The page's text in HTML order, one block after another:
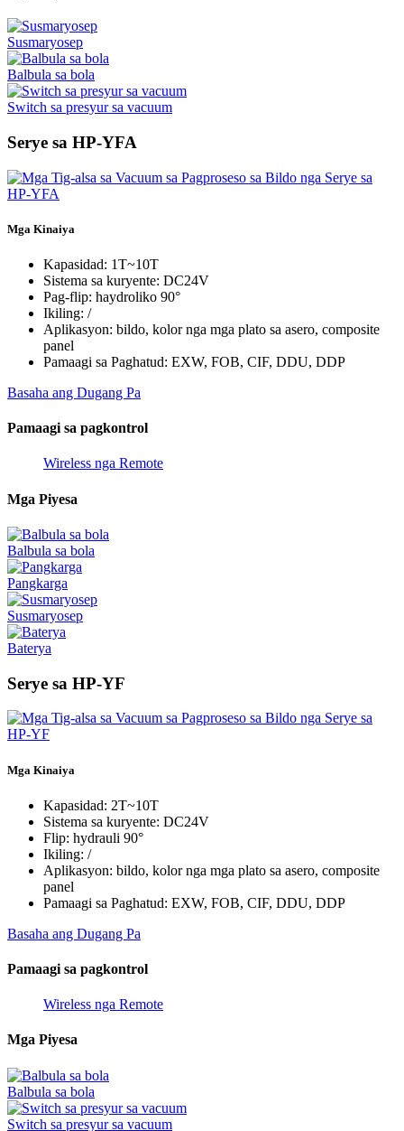
Susmaryosep
Balbula sa bola
Switch sa presyur sa vacuum
Serye sa HP-YFA
Mga Kinaiya
Kapasidad: 1T~10T
Sistema sa kuryente: DC24V
Pag-flip: haydroliko 90°
Ikiling: /
Aplikasyon: bildo, kolor nga mga plato sa asero, composite
panel
Pamaagi sa Paghatud: EXW, FOB, CIF, DDU, DDP
Basaha ang Dugang Pa
Pamaagi sa pagkontrol
Wireless nga Remote
Mga Piyesa
Balbula sa bola
Pangkarga
Susmaryosep
Baterya
Serye sa HP-YF
Mga Kinaiya
Kapasidad: 2T~10T
Sistema sa kuryente: DC24V
Flip: hydrauli 90°
Ikiling: /
Aplikasyon: bildo, kolor nga mga plato sa asero, composite
panel
Pamaagi sa Paghatud: EXW, FOB, CIF, DDU, DDP
Basaha ang Dugang Pa
Pamaagi sa pagkontrol
Wireless nga Remote
Mga Piyesa
Balbula sa bola
Switch sa presyur sa vacuum